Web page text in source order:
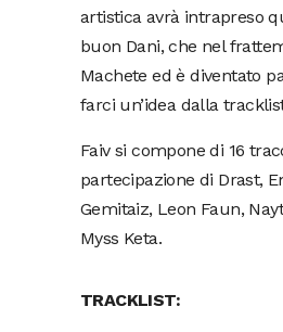
artistica avrà intrapreso
buon Dani, che nel
Machete ed è diventato
farci un’idea dalla
Faiv si compone di 16
partecipazione di Drast,
Gemitaiz, Leon Faun,
Myss Keta.
TRACKLIST: